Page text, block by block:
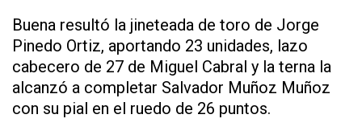
Buena resultó la jineteada de toro de Jorge
Pinedo Ortiz, aportando 23 unidades, lazo
cabecero de 27 de Miguel Cabral y la terna la
alcanzó a completar Salvador Muñoz Muñoz
con su pial en el ruedo de 26 puntos.